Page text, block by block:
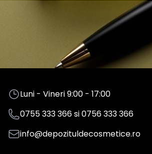
Luni - Vineri 9:00 - 17:00
0755 333 366si0756 333 366
info@depozituldecosmetice.ro